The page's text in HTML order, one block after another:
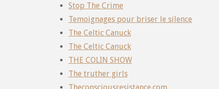
Stop The Crime
Temoignages pour briser le silence
The Celtic Canuck
The Celtic Canuck
THE COLIN SHOW
The truther girls